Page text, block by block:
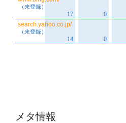
メタ情報